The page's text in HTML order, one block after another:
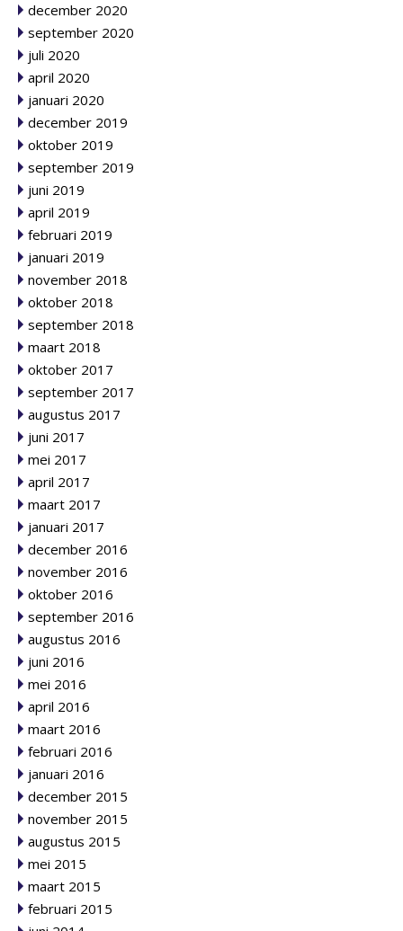
december 2020
september 2020
juli 2020
april 2020
januari 2020
december 2019
oktober 2019
september 2019
juni 2019
april 2019
februari 2019
januari 2019
november 2018
oktober 2018
september 2018
maart 2018
oktober 2017
september 2017
augustus 2017
juni 2017
mei 2017
april 2017
maart 2017
januari 2017
december 2016
november 2016
oktober 2016
september 2016
augustus 2016
juni 2016
mei 2016
april 2016
maart 2016
februari 2016
januari 2016
december 2015
november 2015
augustus 2015
mei 2015
maart 2015
februari 2015